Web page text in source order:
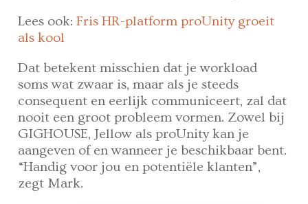
Lees ook:Fris HR-platform proUnity groeit
als kool
Dat betekent misschien dat je workload
soms wat zwaar is, maar als je steeds
consequent en eerlijk communiceert, zal dat
nooit een groot probleem vormen. Zowel bij
GIGHOUSE, Jellow als proUnity kan je
aangeven of en wanneer je beschikbaar bent.
“Handig voor jou en potentiële klanten”,
zegt Mark.